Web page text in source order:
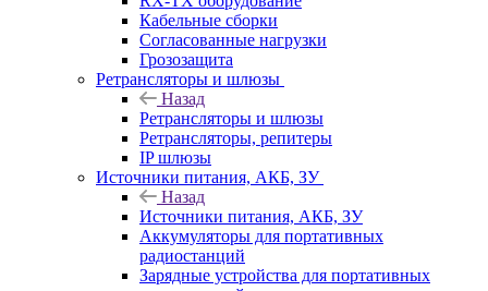
Кабельные сборки
Согласованные нагрузки
Грозозащита
Ретрансляторы и шлюзы
Назад
Ретрансляторы и шлюзы
Ретрансляторы, репитеры
IP шлюзы
Источники питания, АКБ, ЗУ
Назад
Источники питания, АКБ, ЗУ
Аккумуляторы для портативных
радиостанций
Зарядные устройства для портативных